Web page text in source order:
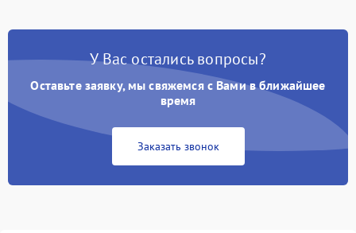
У Вас остались вопросы?
Оставьте заявку, мы свяжемся с Вами в ближайшее
время
Заказать звонок